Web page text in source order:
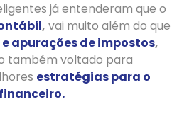
já entenderam que o
, vai muito além do que
apurações de impostos,
também voltado para
estratégias para o